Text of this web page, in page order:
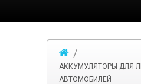
АККУМУЛЯТОРЫ ДЛЯ
АВТОМОБИЛЕЙ